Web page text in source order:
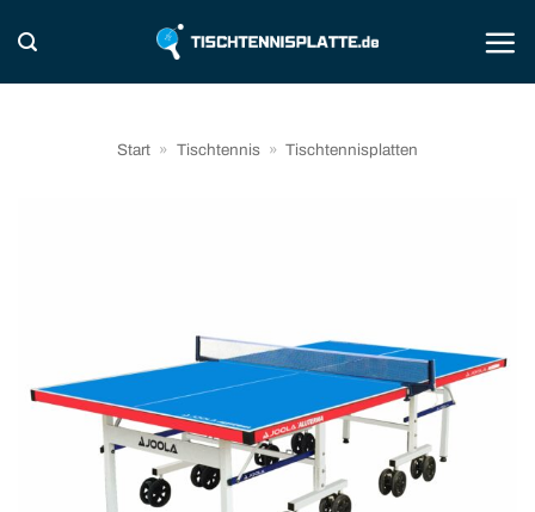
Inhalt
springen
Start » Tischtennis » Tischtennisplatten